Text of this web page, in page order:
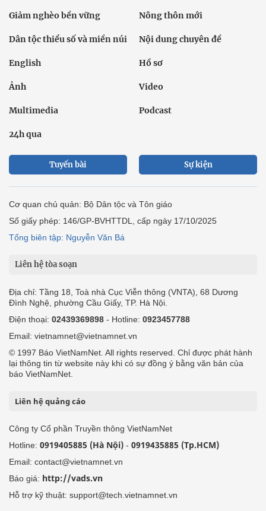
Giảm nghèo bền vững Nông thôn mới
Dân tộc thiểu số và miền núi Nội dung chuyên đề
English Hồ sơ
Ảnh Video
Multimedia Podcast
24h qua
Tuyến bài Sự kiện
Cơ quan chủ quản: Bộ Dân tộc và Tôn giáo
Số giấy phép: 146/GP-BVHTTDL, cấp ngày 17/10/2025
Tổng biên tập: Nguyễn Văn Bá
Liên hệ tòa soạn
Địa chỉ: Tầng 18, Toà nhà Cục Viễn thông (VNTA), 68 Dương
Đình Nghệ, phường Cầu Giấy, TP. Hà Nội.
Điện thoại: 02439369898 - Hotline: 0923457788
Email: vietnamnet@vietnamnet.vn
© 1997 Báo VietNamNet. All rights reserved. Chỉ được phát hành
lại thông tin từ website này khi có sự đồng ý bằng văn bản của
báo VietNamNet.
Liên hệ quảng cáo
Công ty Cổ phần Truyền thông VietNamNet
Hotline: 0919405885 (Hà Nội) - 0919435885 (Tp.HCM)
Email: contact@vietnamnet.vn
Báo giá: http://vads.vn
Hỗ trợ kỹ thuật: support@tech.vietnamnet.vn